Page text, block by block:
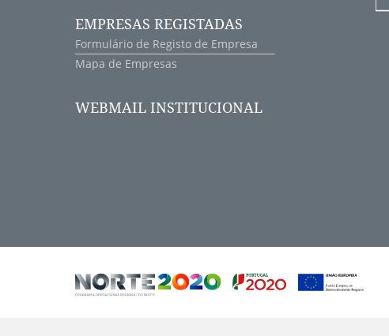
EMPRESAS REGISTADAS
Formulário de Registo de Empresa
Mapa de Empresas
WEBMAIL INSTITUCIONAL